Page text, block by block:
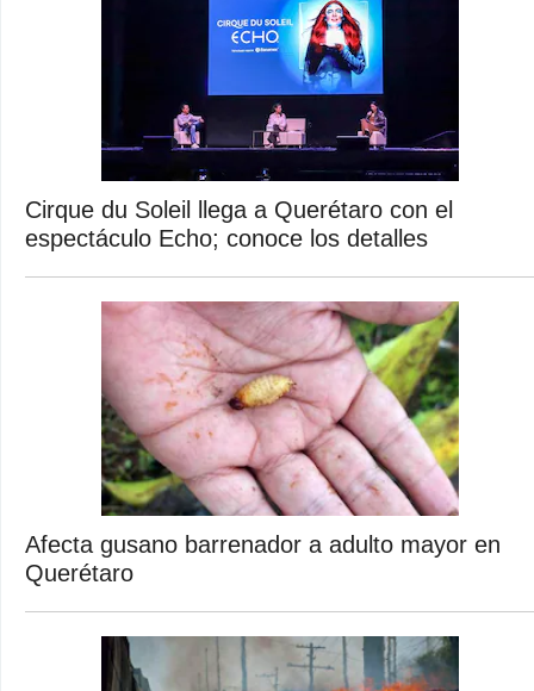
Cirque du Soleil llega a Querétaro con el
espectáculo Echo; conoce los detalles
Afecta gusano barrenador a adulto mayor en
Querétaro